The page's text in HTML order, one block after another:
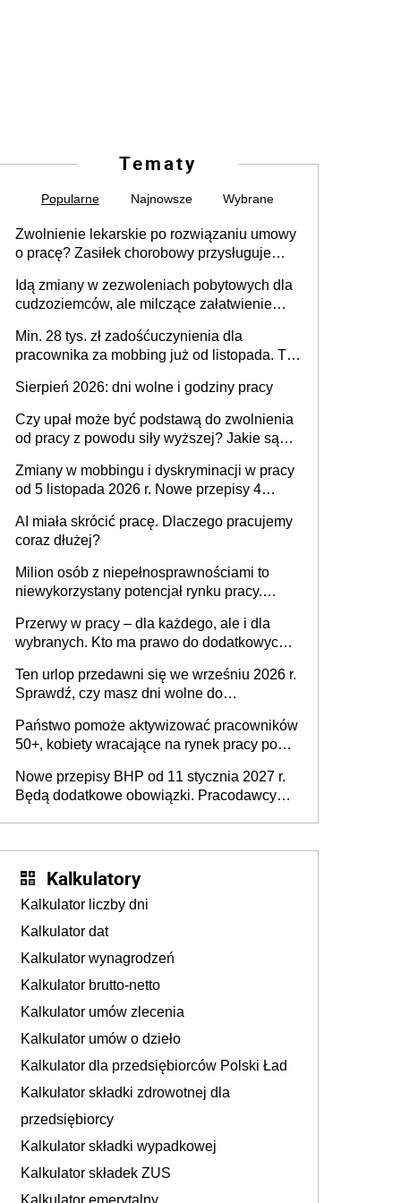
Tematy
Popularne Najnowsze Wybrane
Zwolnienie lekarskie po rozwiązaniu umowy
o pracę? Zasiłek chorobowy przysługuje
dni od ustania stosunku pracy
Idą zmiany w zezwoleniach pobytowych dla
cudzoziemców, ale milczące załatwienie
Min. 28 tys. zł zadośćuczynienia dla
pracownika za mobbing już od listopada. To
zespołu
Sierpień 2026: dni wolne i godziny pracy
Czy upał może być podstawą do zwolnienia
od pracy z powodu siły wyższej? Jakie są
Zmiany w mobbingu i dyskryminacji w pracy
od 5 listopada 2026 r. Nowe przepisy 4
Ustaw
AI miała skrócić pracę. Dlaczego pracujemy
coraz dłużej?
Milion osób z niepełnosprawnościami to
niewykorzystany potencjał rynku pracy.
dofinansowań czy refundacji, ale bariery po
stronie systemu i świadomości
pracodawców [WYWIAD]
Przerwy w pracy – dla każdego, ale i dla
wybranych. Kto ma prawo do dodatkowych
Ten urlop przedawni się we wrześniu 2026 r.
Sprawdź, czy masz dni wolne do
Państwo pomoże aktywizować pracowników
50+, kobiety wracające na rynek pracy po
osoby neuroatypowe. Powstanie Fundusz
na rzecz Inkluzywności w Zatrudnianiu?
Nowe przepisy BHP od 11 stycznia 2027 r.
Będą dodatkowe obowiązki. Pracodawcy
Kalkulatory
Kalkulator liczby dni
Kalkulator dat
Kalkulator wynagrodzeń
Kalkulator brutto-netto
Kalkulator umów zlecenia
Kalkulator umów o dzieło
Kalkulator dla przedsiębiorców Polski Ład
Kalkulator składki zdrowotnej dla
przedsiębiorcy
Kalkulator składki wypadkowej
Kalkulator składek ZUS
Kalkulator emerytalny